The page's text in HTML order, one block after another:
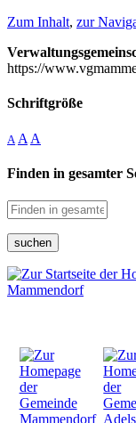
Zum Inhalt, zur
https://
Schriftgröße
A A A
Finden in gesamter
suchen